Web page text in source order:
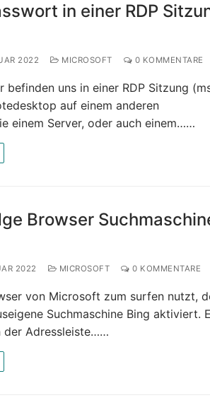
in einer RDP
2022 MICROSOFT 0 KOMMENTARE
befinden uns in einer RDP Sitzung
auf einem anderen
einem Server, oder auch einem……
Browser
2022 MICROSOFT 0 KOMMENTARE
von Microsoft zum surfen nutzt,
Suchmaschine Bing aktiviert.
der Adressleiste……